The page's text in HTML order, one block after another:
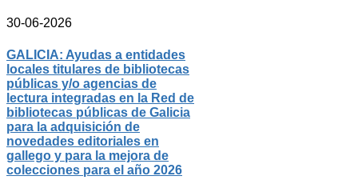
30-06-2026
GALICIA: Ayudas a entidades
locales titulares de bibliotecas
públicas y/o agencias de
lectura integradas en la Red de
bibliotecas públicas de Galicia
para la adquisición de
novedades editoriales en
gallego y para la mejora de
colecciones para el año 2026